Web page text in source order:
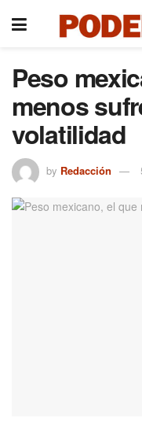
Peso
menos
volatilidad
by Redacción